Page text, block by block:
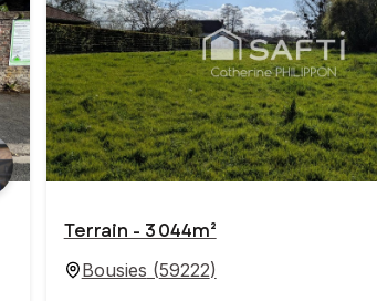
Terrain - 3 044m²
Bousies (59222)